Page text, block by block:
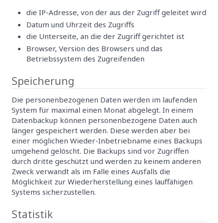
die IP-Adresse, von der aus der Zugriff geleitet wird
Datum und Uhrzeit des Zugriffs
die Unterseite, an die der Zugriff gerichtet ist
Browser, Version des Browsers und das
Betriebssystem des Zugreifenden
Speicherung
Die personenbezogenen Daten werden im laufenden
System für maximal einen Monat abgelegt. In einem
Datenbackup können personenbezogene Daten auch
länger gespeichert werden. Diese werden aber bei
einer möglichen Wieder-Inbetriebname eines Backups
umgehend gelöscht. Die Backups sind vor Zugriffen
durch dritte geschützt und werden zu keinem anderen
Zweck verwandt als im Falle eines Ausfalls die
Möglichkeit zur Wiederherstellung eines lauffähigen
Systems sicherzustellen.
Statistik